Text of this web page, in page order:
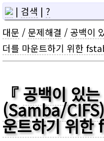
| 검색 | ?
대문 /문제해결 / 공백이
더를 마운트하기 위한
공백이 있
(Samba/
운트하기 위한